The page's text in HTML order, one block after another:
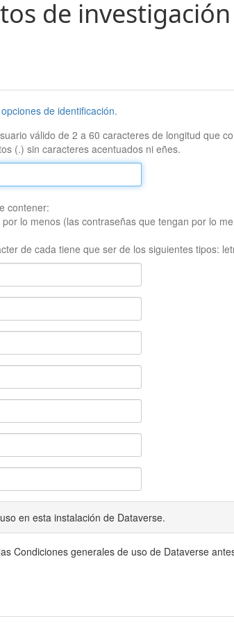
de
opciones de identificación.
válido de 2 a 60 caracteres de longitud que
(.) sin caracteres acentuados ni eñes.
contener:
lo menos (las contraseñas que tengan por lo
de cada tiene que ser de los siguientes tipos:
en esta instalación de Dataverse.
Condiciones generales de uso de Dataverse